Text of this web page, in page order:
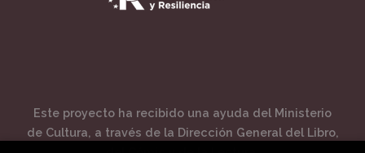
Este proyecto ha recibido una ayuda del Ministerio
de Cultura, a través de la Dirección General del Libro,